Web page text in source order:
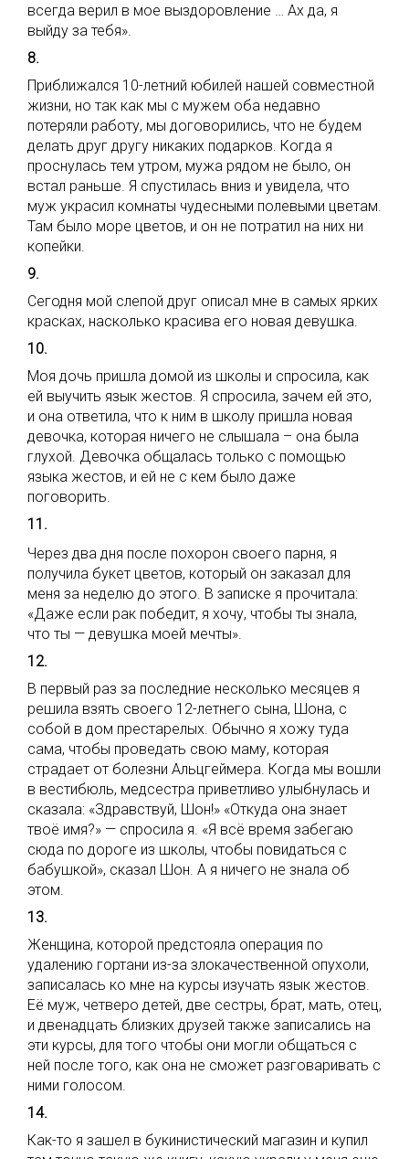
всегда верил в мое выздоровление … Ах да, я
выйду за тебя».
8.
Приближался 10-летний юбилей нашей совместной
жизни, но так как мы с мужем оба недавно
потеряли работу, мы договорились, что не будем
делать друг другу никаких подарков. Когда я
проснулась тем утром, мужа рядом не было, он
встал раньше. Я спустилась вниз и увидела, что
муж украсил комнаты чудесными полевыми цветам.
Там было море цветов, и он не потратил на них ни
копейки.
9.
Сегодня мой слепой друг описал мне в самых ярких
красках, насколько красива его новая девушка.
10.
Моя дочь пришла домой из школы и спросила, как
ей выучить язык жестов. Я спросила, зачем ей это,
и она ответила, что к ним в школу пришла новая
девочка, которая ничего не слышала – она была
глухой. Девочка общалась только с помощью
языка жестов, и ей не с кем было даже
поговорить.
11.
Через два дня после похорон своего парня, я
получила букет цветов, который он заказал для
меня за неделю до этого. В записке я прочитала:
«Даже если рак победит, я хочу, чтобы ты знала,
что ты — девушка моей мечты».
12.
В первый раз за последние несколько месяцев я
решила взять своего 12-летнего сына, Шона, с
собой в дом престарелых. Обычно я хожу туда
сама, чтобы проведать свою маму, которая
страдает от болезни Альцгеймера. Когда мы вошли
в вестибюль, медсестра приветливо улыбнулась и
сказала: «Здравствуй, Шон!» «Откуда она знает
твоё имя?» — спросила я. «Я всё время забегаю
сюда по дороге из школы, чтобы повидаться с
бабушкой», сказал Шон. А я ничего не знала об
этом.
13.
Женщина, которой предстояла операция по
удалению гортани из-за злокачественной опухоли,
записалась ко мне на курсы изучать язык жестов.
Её муж, четверо детей, две сестры, брат, мать, отец,
и двенадцать близких друзей также записались на
эти курсы, для того чтобы они могли общаться с
ней после того, как она не сможет разговаривать с
ними голосом.
14.
Как-то я зашел в букинистический магазин и купил